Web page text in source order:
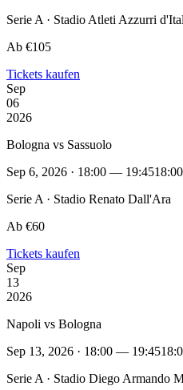
Serie A · Stadio Atleti Azzurri
Ab €105
Tickets kaufen
Sep
06
2026
Bologna vs Sassuolo
Sep 6, 2026 · 18:00 — 19:45
Serie A · Stadio Renato Dall'Ara
Ab €60
Tickets kaufen
Sep
13
2026
Napoli vs Bologna
Sep 13, 2026 · 18:00 — 19:45
Serie A · Stadio Diego Armando